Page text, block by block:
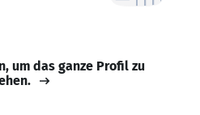
um das ganze Profil zu